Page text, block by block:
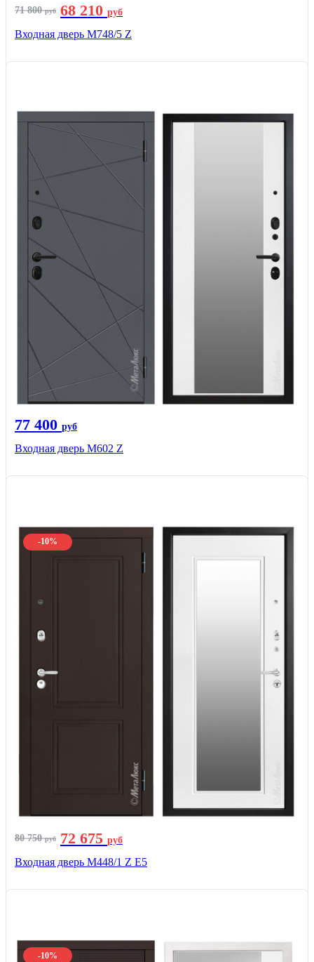
71 800руб 68 210 руб
Входная дверь М748/5 Z
77 400 руб
Входная дверь М602 Z
-10%
80 750руб 72 675 руб
Входная дверь М448/1 Z Е5
-10%